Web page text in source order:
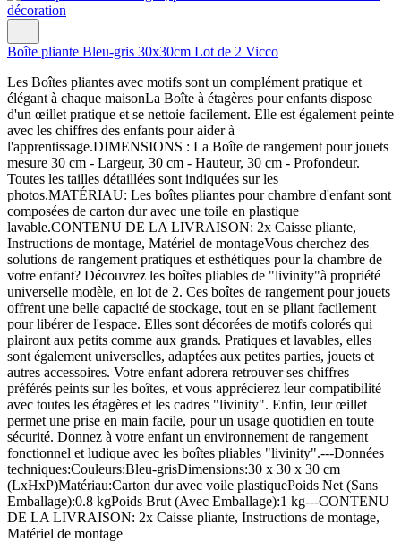
Boîte pliante Bleu-gris 30x30cm Lot de 2 Vicco
Les Boîtes pliantes avec motifs sont un complément pratique et
élégant à chaque maisonLa Boîte à étagères pour enfants dispose
d'un œillet pratique et se nettoie facilement. Elle est également peinte
avec les chiffres des enfants pour aider à
l'apprentissage.DIMENSIONS : La Boîte de rangement pour jouets
mesure 30 cm - Largeur, 30 cm - Hauteur, 30 cm - Profondeur.
Toutes les tailles détaillées sont indiquées sur les
photos.MATÉRIAU: Les boîtes pliantes pour chambre d'enfant sont
composées de carton dur avec une toile en plastique
lavable.CONTENU DE LA LIVRAISON: 2x Caisse pliante,
Instructions de montage, Matériel de montageVous cherchez des
solutions de rangement pratiques et esthétiques pour la chambre de
votre enfant? Découvrez les boîtes pliables de "livinity"à propriété
universelle modèle, en lot de 2. Ces boîtes de rangement pour jouets
offrent une belle capacité de stockage, tout en se pliant facilement
pour libérer de l'espace. Elles sont décorées de motifs colorés qui
plairont aux petits comme aux grands. Pratiques et lavables, elles
sont également universelles, adaptées aux petites parties, jouets et
autres accessoires. Votre enfant adorera retrouver ses chiffres
préférés peints sur les boîtes, et vous apprécierez leur compatibilité
avec toutes les étagères et les cadres "livinity". Enfin, leur œillet
permet une prise en main facile, pour un usage quotidien en toute
sécurité. Donnez à votre enfant un environnement de rangement
fonctionnel et ludique avec les boîtes pliables "livinity".---Données
techniques:Couleurs:Bleu-grisDimensions:30 x 30 x 30 cm
(LxHxP)Matériau:Carton dur avec voile plastiquePoids Net (Sans
Emballage):0.8 kgPoids Brut (Avec Emballage):1 kg---CONTENU
DE LA LIVRAISON: 2x Caisse pliante, Instructions de montage,
Matériel de montage